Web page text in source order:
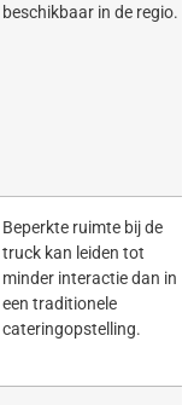
beschikbaar in de regio.
Beperkte ruimte bij de
truck kan leiden tot
minder interactie dan in
een traditionele
cateringopstelling.